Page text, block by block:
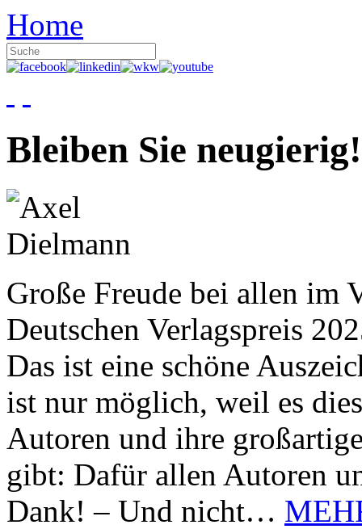
Home
Bleiben Sie neugierig!
Große Freude bei allen im
Deutschen Verlagspreis
Das ist eine schöne
ist nur möglich, weil es
Autoren und ihre
gibt: Dafür allen Autoren
Dank! – Und nicht…